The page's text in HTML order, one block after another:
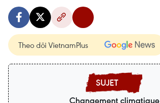
Theo dõi VietnamPlus
Changement climatique